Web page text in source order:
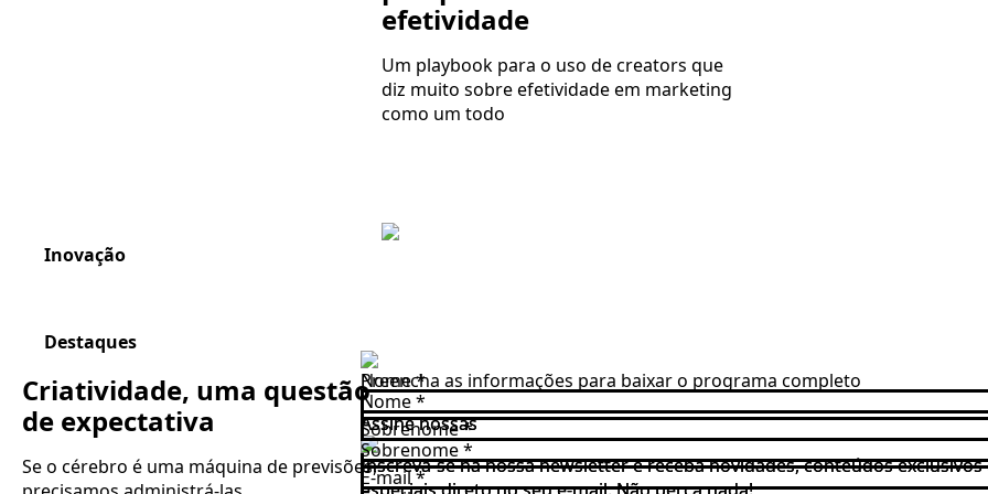
efetividade
Um playbook para o uso de creators que
diz muito sobre efetividade em marketing
como um todo
Inovação
Destaques
Criatividade, uma questão
de expectativa
Se o cérebro é uma máquina de previsões,
Nome*
Sobrenome*
E-mail*
Assine nossas
Inscreva-se na nossa newsletter e receba novidades, conteúdos
Assine nossas
Inscreva-se na nossa newsletter e receba novidades, conteúdos
Preencha as informações para baixar o programa completo
Nome*
Sobrenome*